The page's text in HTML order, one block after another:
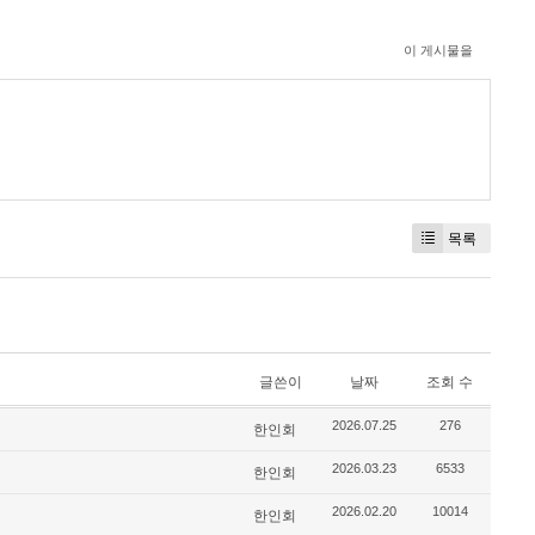
이 게시물을
목록
글쓴이 날짜 조회 수
한인회 2026.07.25 276
한인회 2026.03.23 6533
한인회 2026.02.20 10014